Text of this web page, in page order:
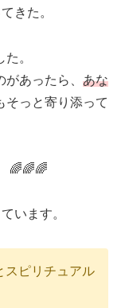
きた。
。
あったら、 あな
そっと寄り添って
🌈🌈🌈
います。
スピリチュアル